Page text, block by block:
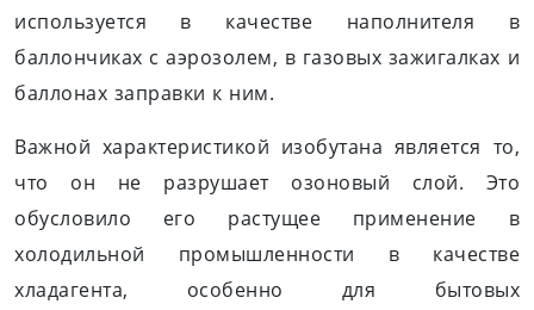
используется в качестве наполнителя в
баллончиках с аэрозолем, в газовых зажигалках и
баллонах заправки к ним.
Важной характеристикой изобутана является то,
что он не разрушает озоновый слой. Это
обусловило его растущее применение в
холодильной промышленности в качестве
хладагента, особенно для бытовых